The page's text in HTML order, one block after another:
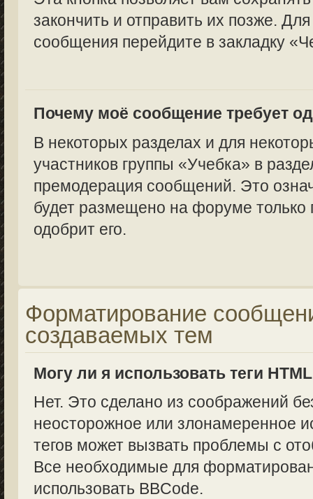
закончить и отправить их позже.
сообщения перейдите в закладку
Почему моё сообщение требует
В некоторых разделах и для
участников группы «Учебка» в
премодерация сообщений. Это
будет размещено на форуме только
одобрит его.
Форматирование
создаваемых тем
Могу ли я использовать теги
Нет. Это сделано из соображений
неосторожное или злонамеренное
тегов может вызвать проблемы с
Все необходимые для
использовать BBCode.